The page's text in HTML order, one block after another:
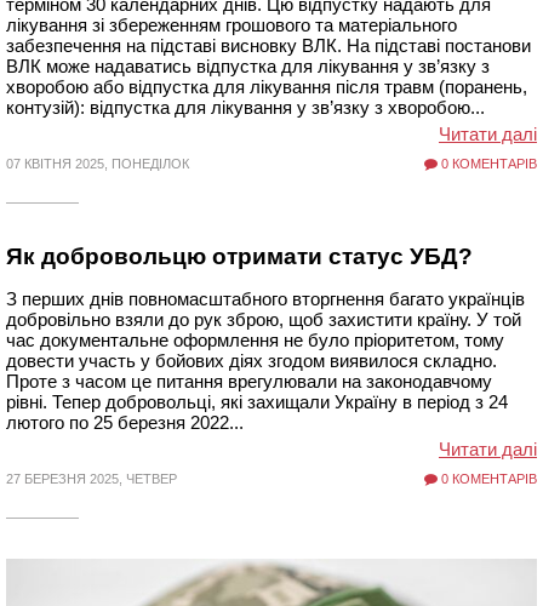
терміном 30 календарних днів. Цю відпустку надають для
лікування зі збереженням грошового та матеріального
забезпечення на підставі висновку ВЛК. На підставі постанови
ВЛК може надаватись відпустка для лікування у зв’язку з
хворобою або відпустка для лікування після травм (поранень,
контузій): відпустка для лікування у зв’язку з хворобою...
Читати далі
07 КВІТНЯ 2025, ПОНЕДІЛОК 0 КОМЕНТАРІВ
Як добровольцю отримати статус УБД?
З перших днів повномасштабного вторгнення багато українців
добровільно взяли до рук зброю, щоб захистити країну. У той
час документальне оформлення не було пріоритетом, тому
довести участь у бойових діях згодом виявилося складно.
Проте з часом це питання врегулювали на законодавчому
рівні. Тепер добровольці, які захищали Україну в період з 24
лютого по 25 березня 2022...
Читати далі
27 БЕРЕЗНЯ 2025, ЧЕТВЕР 0 КОМЕНТАРІВ